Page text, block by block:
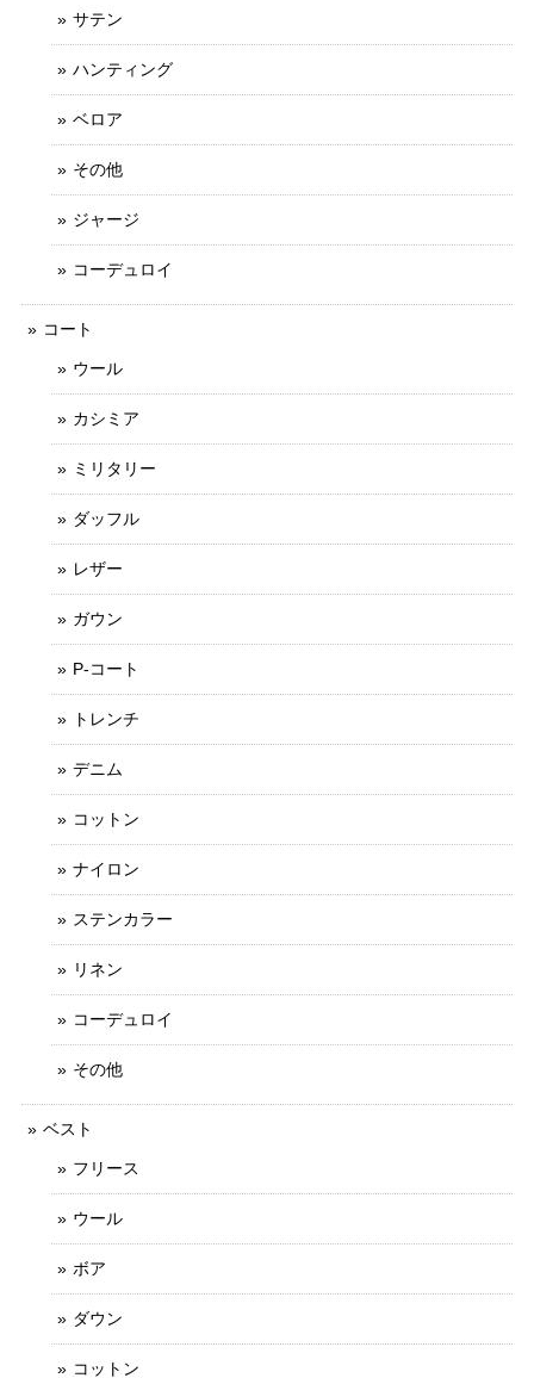
サテン
ハンティング
ベロア
その他
ジャージ
コーデュロイ
コート
ウール
カシミア
ミリタリー
ダッフル
レザー
ガウン
P-コート
トレンチ
デニム
コットン
ナイロン
ステンカラー
リネン
コーデュロイ
その他
ベスト
フリース
ウール
ボア
ダウン
コットン